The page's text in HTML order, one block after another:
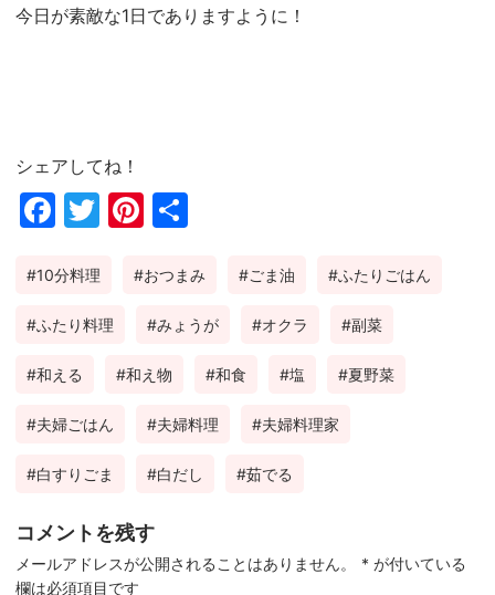
今日が素敵な1日でありますように！
シェアしてね！
Fac
ok
Twi
Pin
est
10分料理 おつまみ ごま油 ふたりごはん
ふたり料理 みょうが オクラ 副菜
和える 和え物 和食 塩 夏野菜
夫婦ごはん 夫婦料理 夫婦料理家
白すりごま 白だし 茹でる
コメントを残す
メールアドレスが公開されることはありません。 * が付いている
欄は必須項目です